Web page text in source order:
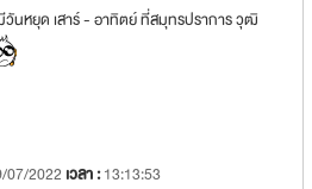
วันหยุด เสาร์ - อาทิตย์ ที่สมุทรปราการ วุฒิ
07/2022 เวลา :13:13:53